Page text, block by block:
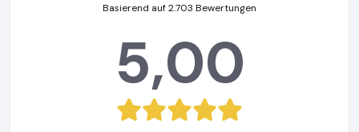
Basierend auf 2.703 Bewertungen
5,00